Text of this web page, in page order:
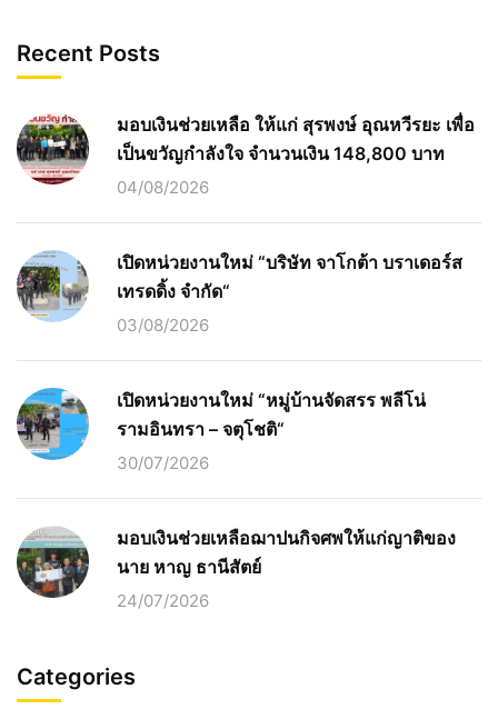
Recent Posts
มอบเงินช่วยเหลือ ให้แก่ สุรพงษ์ อุณหวีรยะ เพื่อ
เป็นขวัญกำลังใจ จำนวนเงิน 148,800 บาท
04/08/2026
เปิดหน่วยงานใหม่ “บริษัท จาโกต้า บราเดอร์ส
เทรดดิ้ง จำกัด“
03/08/2026
เปิดหน่วยงานใหม่ “หมู่บ้านจัดสรร พลีโน่
รามอินทรา – จตุโชติ“
30/07/2026
มอบเงินช่วยเหลือฌาปนกิจศพให้แก่ญาติของ
นาย หาญ ธานีสัตย์
24/07/2026
Categories